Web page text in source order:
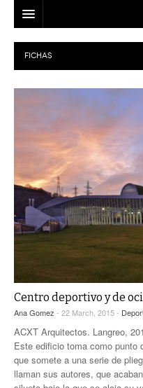
ARQUITECTO
LOCALIZACIÓN
EQUIPO
BLOG
CONTACTO
FICHAS
Centro deportivo y de
Ana Gomez - 22 March, 2015 -
ACXT Arquitectos. Langreo,
Este edificio toma como punto
que somete a una serie de
llaman sus autores, que